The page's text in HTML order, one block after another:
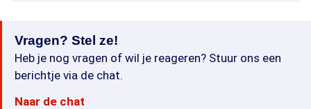
Vragen? Stel ze!
Heb je nog vragen of wil je reageren? Stuur ons een
berichtje via de chat.
Naar de chat